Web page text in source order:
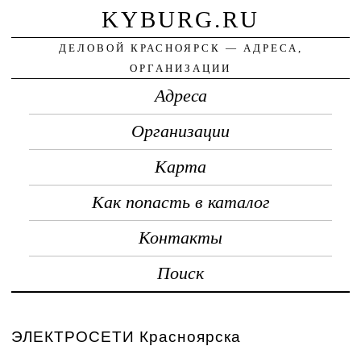
KYBURG.RU
ДЕЛОВОЙ КРАСНОЯРСК — АДРЕСА,
ОРГАНИЗАЦИИ
Адреса
Организации
Карта
Как попасть в каталог
Контакты
Поиск
ЭЛЕКТРОСЕТИ Красноярска